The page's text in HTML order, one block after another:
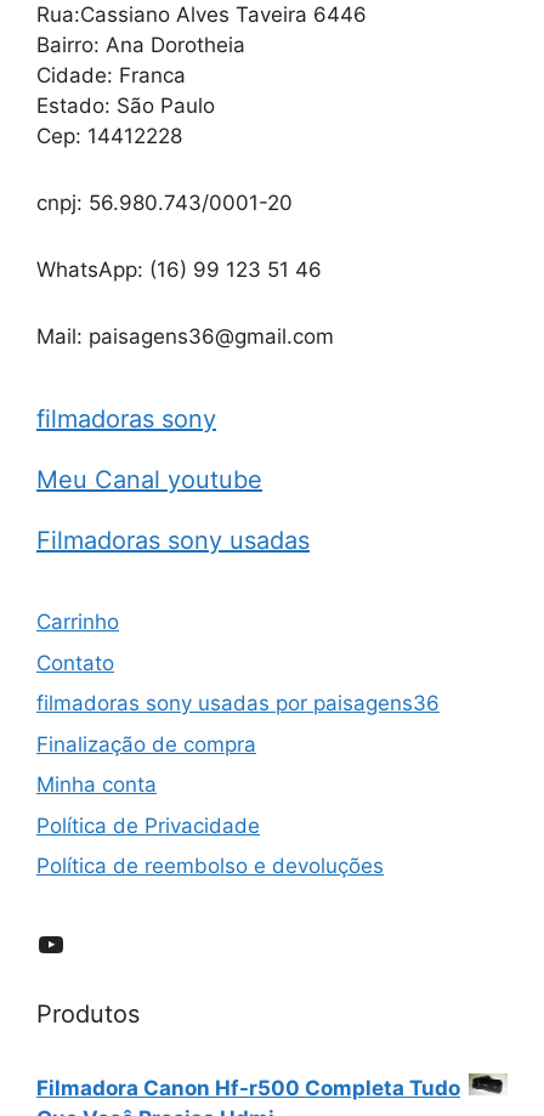
Rua:Cassiano Alves Taveira 6446
Bairro: Ana Dorotheia
Cidade: Franca
Estado: São Paulo
Cep: 14412228
cnpj: 56.980.743/0001-20
WhatsApp: (16) 99 123 51 46
Mail: paisagens36@gmail.com
filmadoras sony
Meu Canal youtube
Filmadoras sony usadas
Carrinho
Contato
filmadoras sony usadas por paisagens36
Finalização de compra
Minha conta
Política de Privacidade
Política de reembolso e devoluções
YouTube
Produtos
Filmadora Canon Hf-r500 Completa Tudo